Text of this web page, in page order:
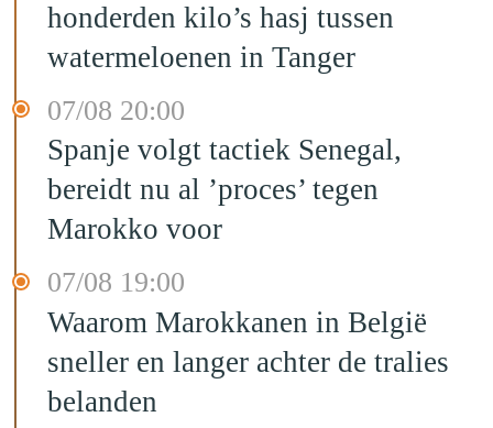
honderden kilo’s hasj tussen
watermeloenen in Tanger
07/08 20:00
Spanje volgt tactiek Senegal,
bereidt nu al ’proces’ tegen
Marokko voor
07/08 19:00
Waarom Marokkanen in België
sneller en langer achter de tralies
belanden